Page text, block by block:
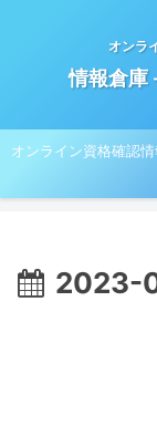
オンラ
情報倉庫
オンライン資格確認
2023-